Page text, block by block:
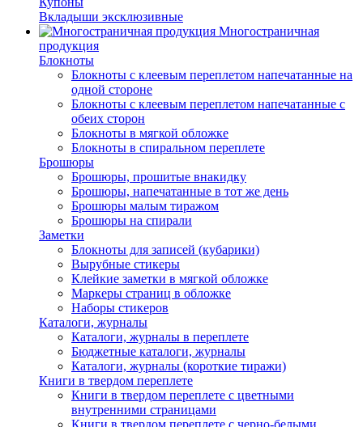
Вкладыши эксклюзивные
Многостраничная
продукция
Блокноты
Блокноты с клеевым переплетом напечатанные на
одной стороне
Блокноты с клеевым переплетом напечатанные с
обеих сторон
Блокноты в мягкой обложке
Блокноты в спиральном переплете
Брошюры
Брошюры, прошитые внакидку
Брошюры, напечатанные в тот же день
Брошюры малым тиражом
Брошюры на спирали
Заметки
Блокноты для записей (кубарики)
Вырубные стикеры
Клейкие заметки в мягкой обложке
Маркеры страниц в обложке
Наборы стикеров
Каталоги, журналы
Каталоги, журналы в переплете
Бюджетные каталоги, журналы
Каталоги, журналы (короткие тиражи)
Книги в твердом переплете
Книги в твердом переплете с цветными
внутренними страницами
Книги в твердом переплете с черно-белыми